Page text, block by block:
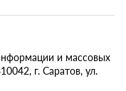
и массовых
г. Саратов, ул.